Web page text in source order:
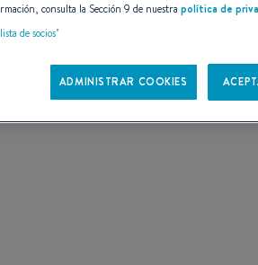
consulta la Sección 9 de nuestra política de
de socios"
ADMINISTRAR COOKIES